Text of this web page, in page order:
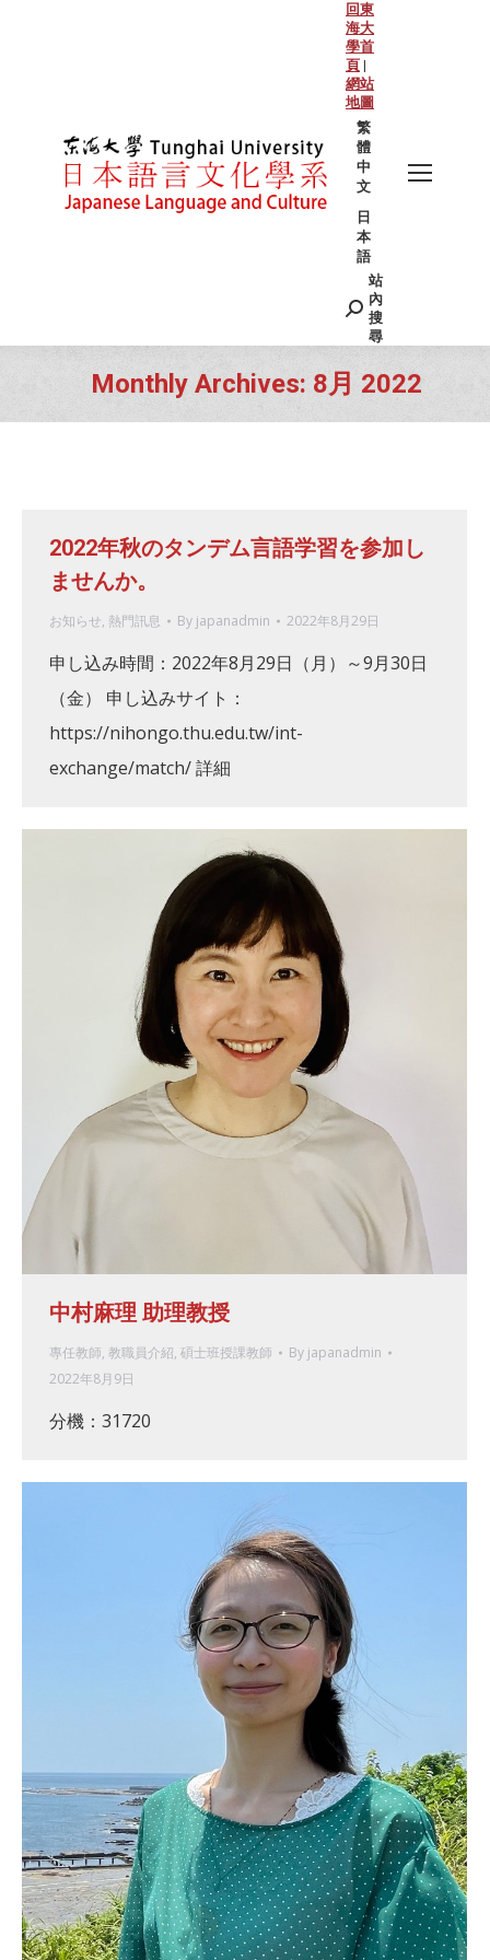
回東
海大
學首
頁 |
網站
地圖
繁
體
中
文
日
本
語
Search:
站
內
搜
尋
Monthly Archives: 8月 2022
You are here:
2022年秋のタンデム言語学習を参加し
ませんか。
お知らせ, 熱門訊息 By japanadmin 2022年8月29日
申し込み時間：2022年8月29日（月）～9月30日
（金） 申し込みサイト：
https://nihongo.thu.edu.tw/int-
exchange/match/ 詳細
中村麻理 助理教授
專任教師, 教職員介紹, 碩士班授課教師 By japanadmin
2022年8月9日
分機：31720